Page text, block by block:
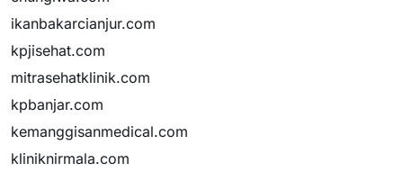
ikanbakarcianjur.com
kpjisehat.com
mitrasehatklinik.com
kpbanjar.com
kemanggisanmedical.com
kliniknirmala.com